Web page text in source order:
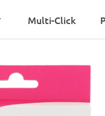
Multi-Click